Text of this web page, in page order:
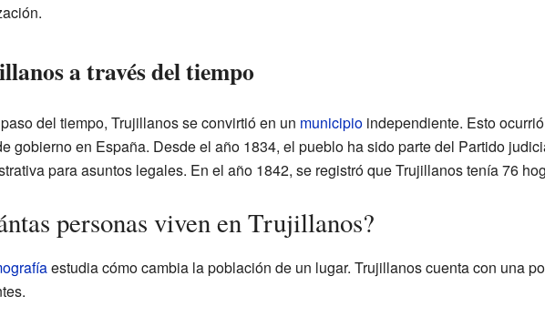
a través del tiempo
del tiempo, Trujillanos se convirtió en un municipioindependiente. Esto
gobierno en España. Desde el año 1834, el pueblo ha sido parte del Partido
para asuntos legales. En el año 1842, se registró que Trujillanos tenía 76
personas viven en Trujillanos?
estudia cómo cambia la población de un lugar. Trujillanos cuenta con una